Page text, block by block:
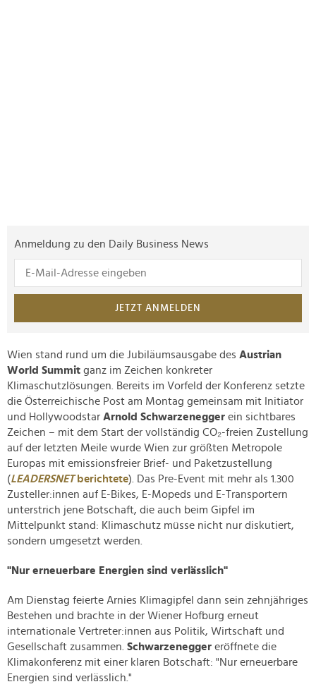
Anmeldung zu den Daily Business News
JETZT ANMELDEN
Wien stand rund um die Jubiläumsausgabe des Austrian
World Summit ganz im Zeichen konkreter
Klimaschutzlösungen. Bereits im Vorfeld der Konferenz setzte
die Österreichische Post am Montag gemeinsam mit Initiator
und Hollywoodstar Arnold Schwarzenegger ein sichtbares
Zeichen – mit dem Start der vollständig CO₂-freien Zustellung
auf der letzten Meile wurde Wien zur größten Metropole
Europas mit emissionsfreier Brief- und Paketzustellung
(LEADERSNETberichtete). Das Pre-Event mit mehr als 1.300
Zusteller:innen auf E-Bikes, E-Mopeds und E-Transportern
unterstrich jene Botschaft, die auch beim Gipfel im
Mittelpunkt stand: Klimaschutz müsse nicht nur diskutiert,
sondern umgesetzt werden.
"Nur erneuerbare Energien sind verlässlich"
Am Dienstag feierte Arnies Klimagipfel dann sein zehnjähriges
Bestehen und brachte in der Wiener Hofburg erneut
internationale Vertreter:innen aus Politik, Wirtschaft und
Gesellschaft zusammen. Schwarzenegger eröffnete die
Klimakonferenz mit einer klaren Botschaft: "Nur erneuerbare
Energien sind verlässlich."